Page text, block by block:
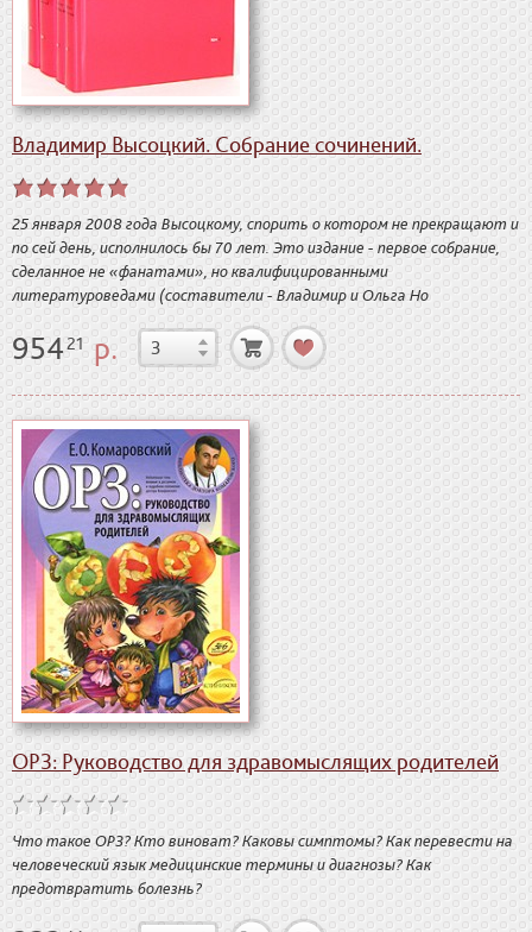
Владимир Высоцкий. Собрание сочинений.
25 января 2008 года Высоцкому, спорить о котором не прекращают и
по сей день, исполнилось бы 70 лет. Это издание - первое собрание,
сделанное не «фанатами», но квалифицированными
литературоведами (составители - Владимир и Ольга Но
95421 р.
ОРЗ: Руководство для здравомыслящих родителей
Что такое ОРЗ? Кто виноват? Каковы симптомы? Как перевести на
человеческий язык медицинские термины и диагнозы? Как
предотвратить болезнь?